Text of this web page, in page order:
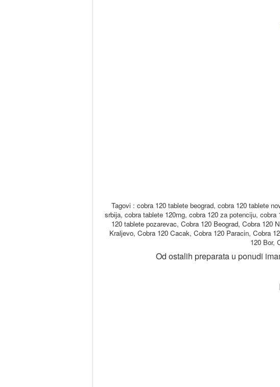
Tagovi : cobra 120 tablete beograd, cobra 120 tablete
srbija, cobra tablete 120mg, cobra 120 za potenciju,
120 tablete pozarevac, Cobra 120 Beograd, Cobra
Kraljevo, Cobra 120 Cacak, Cobra 120 Paracin, Cobra
120 Bor,
Od ostalih preparata u ponudi